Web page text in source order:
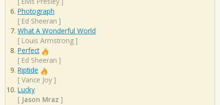
Photograph
[ Ed Sheeran ]
What A Wonderful World
[ Louis Armstrong ]
Perfect
[ Ed Sheeran ]
Riptide
[ Vance Joy ]
Lucky
[ Jason Mraz ]